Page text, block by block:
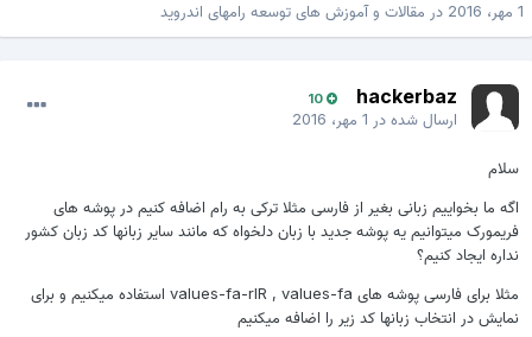
درمقالات و آموزش های توسعه رامهای اندروید
hackerbaz
ارسال شده در1 مهر، 2016
ما بخواییم زبانی بغیر از فارسی مثلا ترکی به رام اضافه کنیم در پوشه های
میتوانیم یه پوشه جدید با زبان دلخواه که مانند سایر زبانها کد زبان کشور
ایجاد کنیم؟
مثلا برای فارسی پوشه های values-fa-rIR , values-fa استفاده میکنیم و برای
در انتخاب زبانها کد زیر را اضافه میکنیم